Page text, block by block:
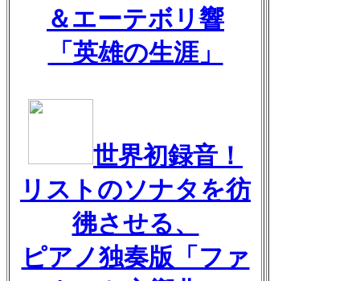
＆エーテボリ響
「英雄の生涯」
世界初録音！
リストのソナタを彷
彿させる、
ピアノ独奏版「ファ